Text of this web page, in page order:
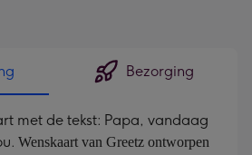
Bezorging
met de tekst: Papa, vandaag
Wenskaart van Greetz ontworpen